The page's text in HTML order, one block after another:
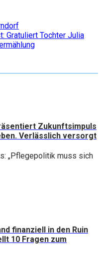
Gratuliert Tochter Julia
Zukunftsimpuls
Verlässlich versorgt
„Pflegepolitik muss sich
finanziell in den Ruin
10 Fragen zum